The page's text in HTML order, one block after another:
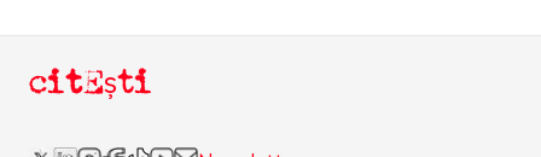
citEști